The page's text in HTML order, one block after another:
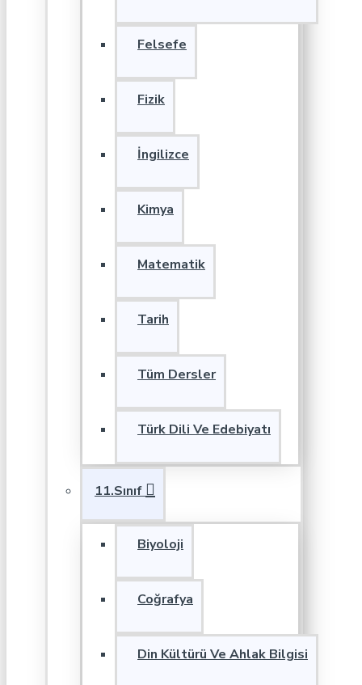
Felsefe
Fizik
İngilizce
Kimya
Matematik
Tarih
Tüm Dersler
Türk Dili Ve Edebiyatı
11.Sınıf
Biyoloji
Coğrafya
Din Kültürü Ve Ahlak Bilgisi